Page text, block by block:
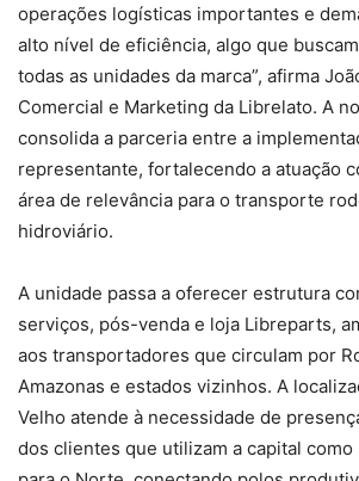
operações logísticas importantes e
alto nível de eficiência, algo que
todas as unidades da marca”, afirma
Comercial e Marketing da Librelato. A
consolida a parceria entre a
representante, fortalecendo a atuação
área de relevância para o transporte
hidroviário.
A unidade passa a oferecer estrutura
serviços, pós-venda e loja Libreparts,
aos transportadores que circulam por
Amazonas e estados vizinhos. A
Velho atende à necessidade de
dos clientes que utilizam a capital